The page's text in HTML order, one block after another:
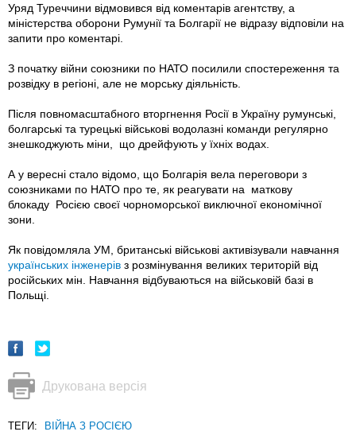
Уряд Туреччини відмовився від коментарів агентству, а
міністерства оборони Румунії та Болгарії не відразу відповіли на
запити про коментарі.
З початку війни союзники по НАТО посилили спостереження та
розвідку в регіоні, але не морську діяльність.
Після повномасштабного вторгнення Росії в Україну румунські,
болгарські та турецькі військові водолазні команди регулярно
знешкоджують міни, що дрейфують у їхніх водах.
А у вересні стало відомо, що Болгарія вела переговори з
союзниками по НАТО про те, як реагувати на маткову
блокаду Росією своєї чорноморської виключної економічної
зони.
Як повідомляла УМ, британські військові активізували навчання
українських інженерів з розмінування великих територій від
російських мін. Навчання відбуваються на військовій базі в
Польщі.
Друкована версія
ТЕГИ: ВІЙНА З РОСІЄЮ